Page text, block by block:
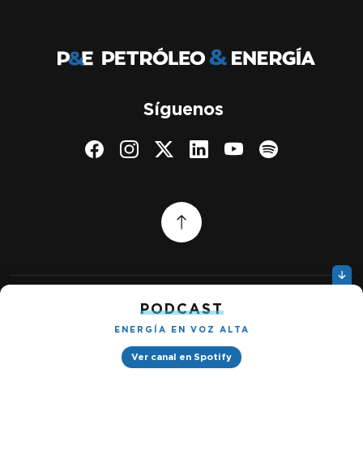
PODCAST
ENERGÍA EN VOZ ALTA
Ver canal en Spotify
Síguenos
Política de privacidad